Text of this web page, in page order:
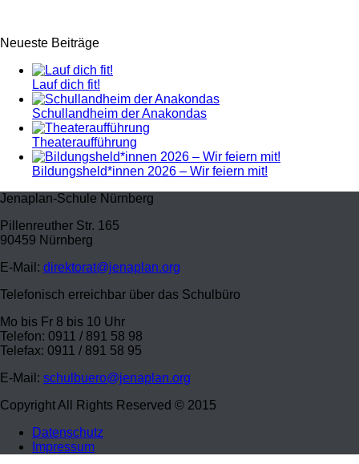
Neueste Beiträge
Lauf dich fit!
Schullandheim der Anakondas
Theateraufführung
Bildungsheld*innen 2026 – Wir feiern mit!
Jenaplan-Schule Nürnberg
Pillenreuther Str. 165
90459 Nürnberg
E-Mail: direktorat@jenaplan.org
Telefonisch erreichbar über das Schulbüro
Mo bis Fr 8 bis 10 Uhr
Telefon: 0911 / 891 58 98
Telefax: 0911 / 891 58 95
E-Mail: schulbuero@jenaplan.org
Copyright All Rights Reserved © 2015
Datenschutz
Impressum